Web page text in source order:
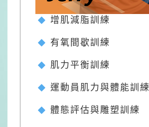
增肌減脂訓練
有氧間歇訓練
肌力平衡訓練
運動員肌力與體能訓練
體態評估與雕塑訓練